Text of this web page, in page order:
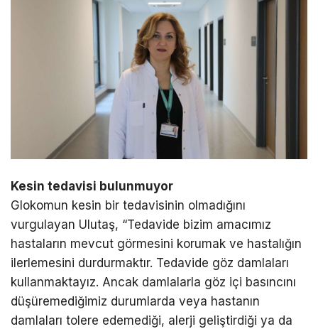
Kesin tedavisi bulunmuyor
Glokomun kesin bir tedavisinin olmadığını
vurgulayan Ulutaş, “Tedavide bizim amacımız
hastaların mevcut görmesini korumak ve hastalığın
ilerlemesini durdurmaktır. Tedavide göz damlaları
kullanmaktayız. Ancak damlalarla göz içi basıncını
düşüremediğimiz durumlarda veya hastanın
damlaları tolere edemediği, alerji geliştirdiği ya da